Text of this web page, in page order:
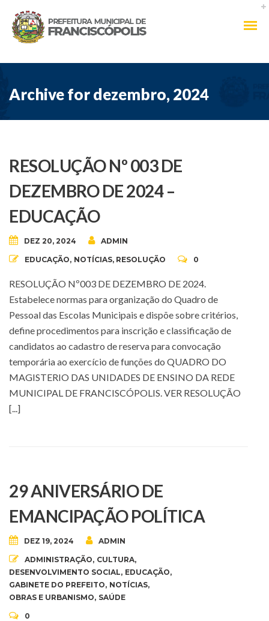
Archive for dezembro, 2024
RESOLUÇÃO Nº 003 DE
DEZEMBRO DE 2024 –
EDUCAÇÃO
DEZ 20, 2024 ADMIN
EDUCAÇÃO, NOTÍCIAS, RESOLUÇÃO 0
RESOLUÇÃO Nº003 DE DEZEMBRO DE 2024.
Estabelece normas para organização do Quadro de
Pessoal das Escolas Municipais e dispõe sobre critérios,
define procedimentos para inscrição e classificação de
candidatos ao cadastro de reserva para convocação
temporária ao exercício de funções do QUADRO DO
MAGISTERIO DAS UNIDADES DE ENSINO DA REDE
MUNICIPAL DE FRANCISCÓPOLIS. VER RESOLUÇÃO
[...]
29 ANIVERSÁRIO DE
EMANCIPAÇÃO POLÍTICA
DEZ 19, 2024 ADMIN
ADMINISTRAÇÃO, CULTURA,
DESENVOLVIMENTO SOCIAL, EDUCAÇÃO,
GABINETE DO PREFEITO, NOTÍCIAS,
OBRAS E URBANISMO, SAÚDE
0